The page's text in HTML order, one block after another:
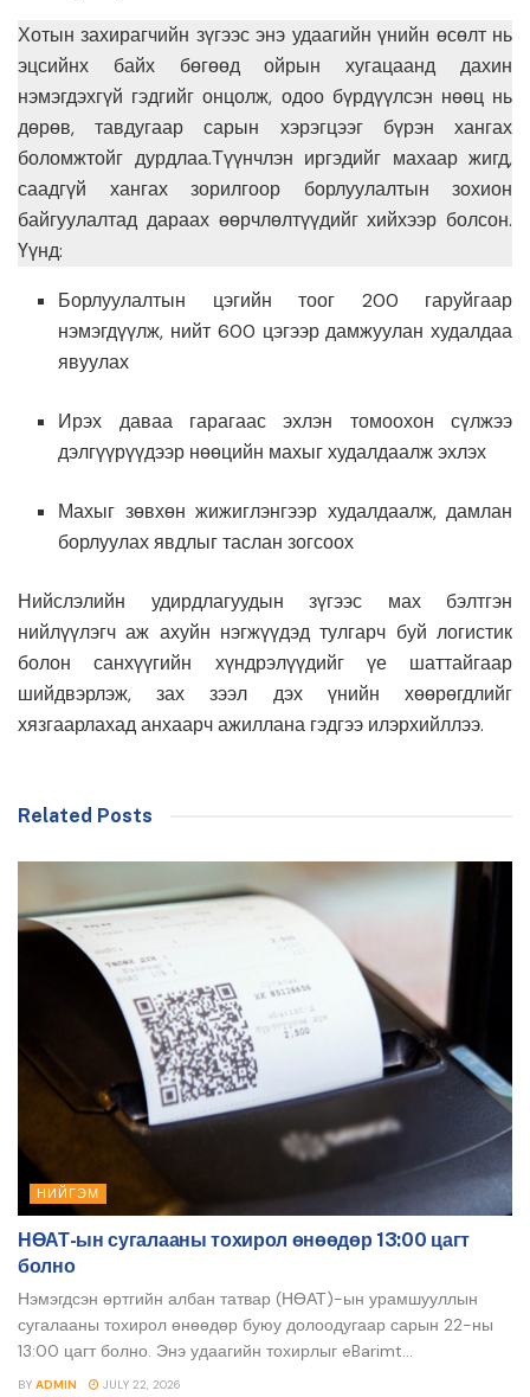
Хотын захирагчийн зүгээс энэ удаагийн үнийн өсөлт нь
эцсийнх байх бөгөөд ойрын хугацаанд дахин
нэмэгдэхгүй гэдгийг онцолж, одоо бүрдүүлсэн нөөц нь
дөрөв, тавдугаар сарын хэрэгцээг бүрэн хангах
боломжтойг дурдлаа.Түүнчлэн иргэдийг махаар жигд,
саадгүй хангах зорилгоор борлуулалтын зохион
байгуулалтад дараах өөрчлөлтүүдийг хийхээр болсон.
Үүнд:
Борлуулалтын цэгийн тоог 200 гаруйгаар
нэмэгдүүлж, нийт 600 цэгээр дамжуулан худалдаа
явуулах
Ирэх даваа гарагаас эхлэн томоохон сүлжээ
дэлгүүрүүдээр нөөцийн махыг худалдаалж эхлэх
Махыг зөвхөн жижиглэнгээр худалдаалж, дамлан
борлуулах явдлыг таслан зогсоох
Нийслэлийн удирдлагуудын зүгээс мах бэлтгэн
нийлүүлэгч аж ахуйн нэгжүүдэд тулгарч буй логистик
болон санхүүгийн хүндрэлүүдийг үе шаттайгаар
шийдвэрлэж, зах зээл дэх үнийн хөөрөгдлийг
хязгаарлахад анхаарч ажиллана гэдгээ илэрхийллээ.
Related Posts
НИЙГЭМ
НӨАТ-ын сугалааны тохирол өнөөдөр 13:00 цагт
болно
Нэмэгдсэн өртгийн албан татвар (НӨАТ)-ын урамшууллын
сугалааны тохирол өнөөдөр буюу долоодугаар сарын 22-ны
13:00 цагт болно. Энэ удаагийн тохирлыг eBarimt...
BY ADMIN JULY 22, 2026